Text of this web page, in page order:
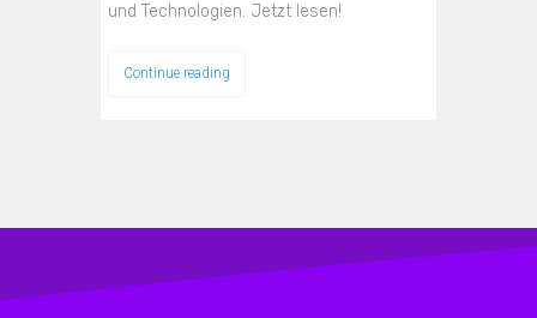
und Technologien. Jetzt lesen!
Continue reading